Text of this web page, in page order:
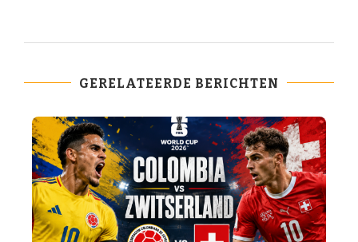
GERELATEERDE BERICHTEN